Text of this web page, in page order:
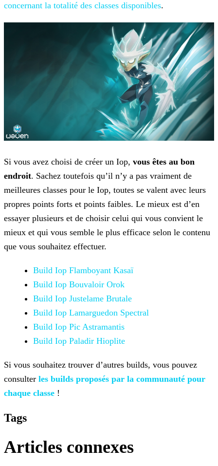
concernant la totalité des classes disponibles.
Si vous avez choisi de créer un Iop, vous êtes au bon
endroit. Sachez toutefois qu’il n’y a pas vraiment de
meilleures classes pour le Iop, toutes se valent avec leurs
propres points forts et points faibles. Le mieux est d’en
essayer plusieurs et de choisir celui qui vous convient le
mieux et qui vous semble le plus efficace selon le contenu
que vous souhaitez effectuer.
Build Iop Flamboyant Kasaï
Build Iop Bouvaloir Orok
Build Iop Justelame Brutale
Build Iop Lamarguedon Spectral
Build Iop Pic Astramantis
Build Iop Paladir Hioplite
Si vous souhaitez trouver d’autres builds, vous pouvez
consulter les builds proposés par la communauté pour
chaque classe !
Tags
Articles connexes